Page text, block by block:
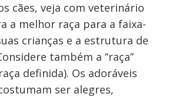
cães, veja com veterinário
a melhor raça para a faixa-
crianças e a estrutura de
também a “raça”
definida). Os adoráveis
ser alegres,